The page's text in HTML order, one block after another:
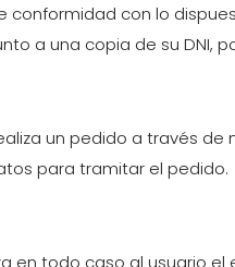
conformidad con lo
a una copia de su DNI,
un pedido a través
para tramitar el pedido.
en todo caso al usuario